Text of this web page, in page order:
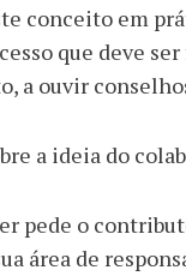
conceito em
que deve
a ouvir
a ideia do
pede o
área de